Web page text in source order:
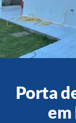
Porta
em